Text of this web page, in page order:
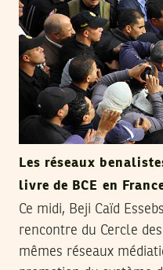
Les réseaux
livre de BCE en
Ce midi, Beji Caïd
rencontre du Cercle
mêmes réseaux